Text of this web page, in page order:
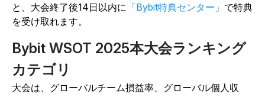
と、大会終了後14日以内に 「Bybit特典センター」 で特典
を受け取れます。
Bybit WSOT 2025本大会ランキング
カテゴリ
大会は、グローバルチーム損益率、グローバル個人収